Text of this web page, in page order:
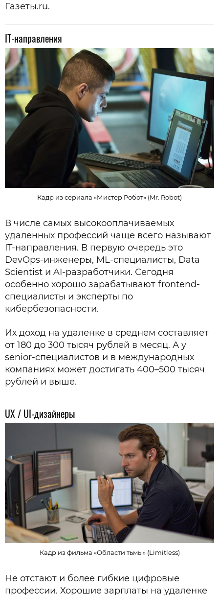
Газеты.ru.
IT-направления
Кадр из сериала «Мистер Робот» (Mr. Robot)
В числе самых высокооплачиваемых
удаленных профессий чаще всего называют
IT-направления. В первую очередь это
DevOps-инженеры, ML-специалисты, Data
Scientist и AI-разработчики. Сегодня
особенно хорошо зарабатывают frontend-
специалисты и эксперты по
кибербезопасности.
Их доход на удаленке в среднем составляет
от 180 до 300 тысяч рублей в месяц. А у
senior-специалистов и в международных
компаниях может достигать 400–500 тысяч
рублей и выше.
UX / UI-дизайнеры
Кадр из фильма «Области тьмы» (Limitless)
Не отстают и более гибкие цифровые
профессии. Хорошие зарплаты на удаленке